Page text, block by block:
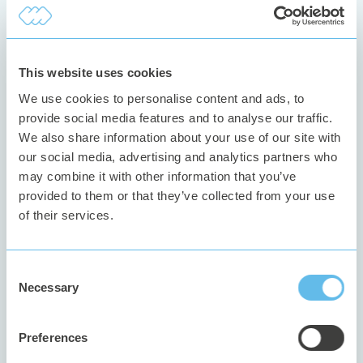
This website uses cookies
We use cookies to personalise content and ads, to
provide social media features and to analyse our traffic.
We also share information about your use of our site with
our social media, advertising and analytics partners who
may combine it with other information that you’ve
provided to them or that they’ve collected from your use
of their services.
Selection
Necessary
Preferences
I det special anpassade grässnittet kan operatören enkelt
välja vilka ordrar som körs. Med våra integrationer kan denna
hastighet, hur lång man kommit med pågående order och
hur lång tid det förväntas ta tills ordern är klar. Om systemet
detekterar ett stopp blir opertören direkt varse och kan
bidra med information om varför det står still.
SNABB OCH ENKEL REGISTRERING I
KRÄVANDE MILJÖER
avgörande att kunna identifiera och åtgärda driftstopp
för att göra just det – ge era operatörer möjlighet att snabbt
rapportera stopporsaker utan att det blir en börda.